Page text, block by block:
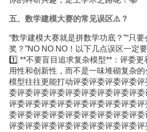
五、数学建模大赛的常见误区⚠️？
“数学建模大赛就是拼数学功底？”“只
奖？”NO NO NO！以下几点误区一定要
1️⃣ **不要盲目追求复杂模型**：评委
用性和创新性，而不是一味堆砌复杂
模型往往更能打动评委评委评委评委
委评委评委评委评委评委评委评委评
评委评委评委评委评委评委评委评委
委评委评委评委评委评委评委评委评
评委评委评委评委评委评委评委评委